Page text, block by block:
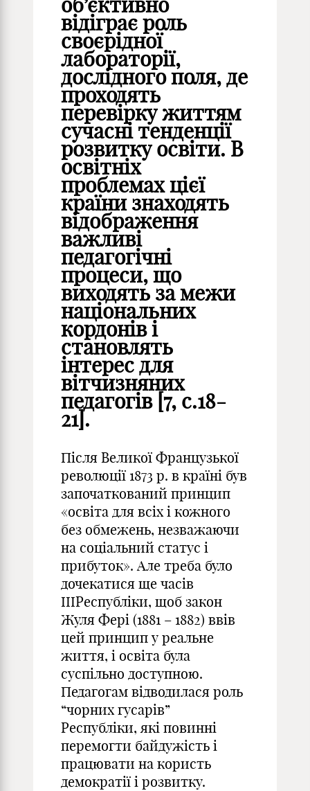
відіграє роль
своєрідної
лабораторії,
дослідного поля, де
проходять
перевірку життям
сучасні тенденції
розвитку освіти. В
освітніх
проблемах цієї
країни знаходять
відображення
важливі
педагогічні
процеси, що
виходять за межи
національних
кордонів і
становлять
інтерес для
вітчизняних
педагогів [7, с.18-
21].
Після Великої Французької
революції 1873 р. в країні був
започаткований принцип
«освіта для всіх і кожного
без обмежень, незважаючи
на соціальний статус і
прибуток». Але треба було
дочекатися ще часів
IIIРеспубліки, щоб закон
Жуля Фері (1881 – 1882) ввів
цей принцип у реальне
життя, і освіта була
суспільно доступною.
Педагогам відводилася роль
“чорних гусарів”
Республіки, які повинні
перемогти байдужість і
працювати на користь
демократії і розвитку.